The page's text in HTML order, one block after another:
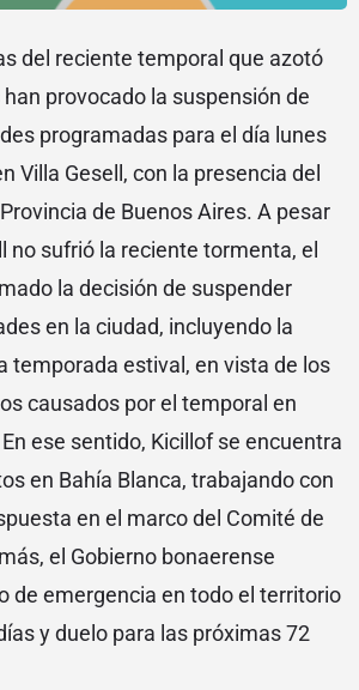
del reciente temporal que azotó
provocado la suspensión de
programadas para el día lunes
Villa Gesell, con la presencia del
de Buenos Aires. A pesar
no sufrió la reciente tormenta, el
la decisión de suspender
en la ciudad, incluyendo la
temporada estival, en vista de los
causados por el temporal en
ese sentido, Kicillof se encuentra
en Bahía Blanca, trabajando con
en el marco del Comité de
el Gobierno bonaerense
de emergencia en todo el territorio
y duelo para las próximas 72